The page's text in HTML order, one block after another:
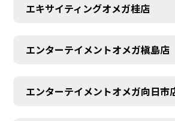
エキサイティングオメガ桂店
エンターテイメントオメガ槇島店
エンターテイメントオメガ向日市